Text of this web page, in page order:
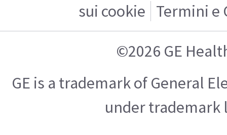
sui cookie Termini e
©2026 GE
GE is a trademark of General
under trademark